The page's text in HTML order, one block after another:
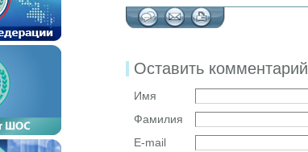
Оставить комментарий
Имя
Фамилия
E-mail